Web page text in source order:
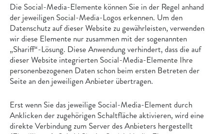
Die Social-Media-Elemente können Sie in der Regel anhand
der jeweiligen Social-Media-Logos erkennen. Um den
Datenschutz auf dieser Website zu gewährleisten, verwenden
wir diese Elemente nur zusammen mit der sogenannten
„Shariff“-Lösung. Diese Anwendung verhindert, dass die auf
dieser Website integrierten Social-Media-Elemente Ihre
personenbezogenen Daten schon beim ersten Betreten der
Seite an den jeweiligen Anbieter übertragen.
Erst wenn Sie das jeweilige Social-Media-Element durch
Anklicken der zugehörigen Schaltfläche aktivieren, wird eine
direkte Verbindung zum Server des Anbieters hergestellt